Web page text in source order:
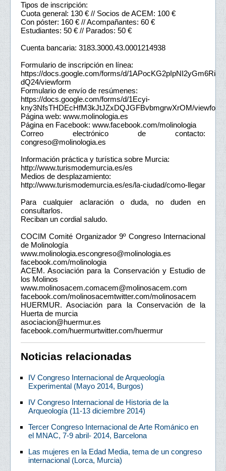
Tipos de inscripción:
Cuota general: 130 € // Socios de ACEM: 100 €
Con póster: 160 € // Acompañantes: 60 €
Estudiantes: 50 € // Parados: 50 €
Cuenta bancaria: 3183.3000.43.0001214938
Formulario de inscripción en línea:
https://docs.google.com/forms/d/
dQ24/viewform
Formulario de envío de resúmenes:
https://docs.google.com/forms/d/1Ecyi-
kny3NfsTHDEcHfM3kJtJZxDQJGFBvbmgrwXrOM/viewform
Página web: www.molinologia.es
Página en Facebook: www.facebook.com/molinologia
Correo electrónico de contacto:
congreso@molinologia.es
Información práctica y turística sobre Murcia:
http://www.turismodemurcia.es/es
Medios de desplazamiento:
http://www.turismodemurcia.es/es/la-ciudad/como-llegar
Para cualquier aclaración o duda, no duden en
consultarlos.
Reciban un cordial saludo.
COCIM Comité Organizador 9º Congreso Internacional
de Molinología
www.molinologia.escongreso@molinologia.es
facebook.com/molinologia
ACEM. Asociación para la Conservación y Estudio de
los Molinos
www.molinosacem.comacem@molinosacem.com
facebook.com/molinosacemtwitter.com/molinosacem
HUERMUR. Asociación para la Conservación de la
Huerta de murcia
asociacion@huermur.es
facebook.com/huermurtwitter.com/huermur
Noticias relacionadas
IV Congreso Internacional de Arqueología
Experimental (Mayo 2014, Burgos)
IV Congreso Internacional de Historia de la
Arqueología (11-13 diciembre 2014)
Tercer Congreso Internacional de Arte Románico en
el MNAC, 7-9 abril- 2014, Barcelona
Las mujeres en la Edad Media, tema de un congreso
internacional (Lorca, Murcia)